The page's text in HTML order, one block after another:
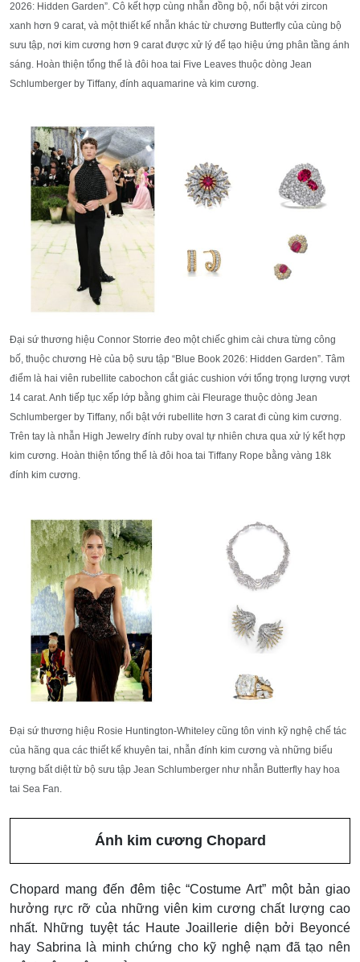
2026: Hidden Garden”. Cô kết hợp cùng nhẫn đồng bộ, nổi bật với zircon
xanh hơn 9 carat, và một thiết kế nhẫn khác từ chương Butterfly của cùng bộ
sưu tập, nơi kim cương hơn 9 carat được xử lý để tạo hiệu ứng phân tầng ánh
sáng. Hoàn thiện tổng thể là đôi hoa tai Five Leaves thuộc dòng Jean
Schlumberger by Tiffany, đính aquamarine và kim cương.
Đại sứ thương hiệu Connor Storrie đeo một chiếc ghim cài chưa từng công
bố, thuộc chương Hè của bộ sưu tập “Blue Book 2026: Hidden Garden”. Tâm
điểm là hai viên rubellite cabochon cắt giác cushion với tổng trọng lượng vượt
14 carat. Anh tiếp tục xếp lớp bằng ghim cài Fleurage thuộc dòng Jean
Schlumberger by Tiffany, nổi bật với rubellite hơn 3 carat đi cùng kim cương.
Trên tay là nhẫn High Jewelry đính ruby oval tự nhiên chưa qua xử lý kết hợp
kim cương. Hoàn thiện tổng thể là đôi hoa tai Tiffany Rope bằng vàng 18k
đính kim cương.
Đại sứ thương hiệu Rosie Huntington-Whiteley cũng tôn vinh kỹ nghệ chế tác
của hãng qua các thiết kế khuyên tai, nhẫn đính kim cương và những biểu
tượng bất diệt từ bộ sưu tập Jean Schlumberger như nhẫn Butterfly hay hoa
tai Sea Fan.
Ánh kim cương Chopard
Chopard mang đến đêm tiệc “Costume Art” một bản giao
hưởng rực rỡ của những viên kim cương chất lượng cao
nhất. Những tuyệt tác Haute Joaillerie diện bởi Beyoncé
hay Sabrina là minh chứng cho kỹ nghệ nạm đã tạo nên